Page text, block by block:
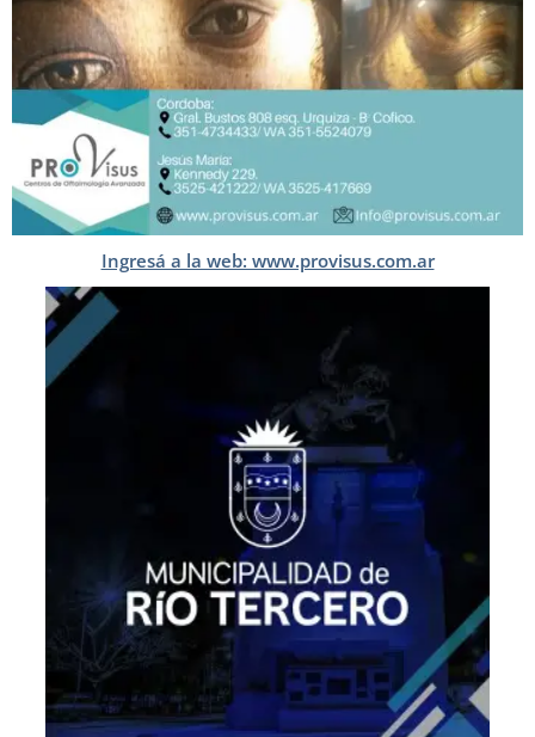
Ingresá a la web: www.provisus.com.ar